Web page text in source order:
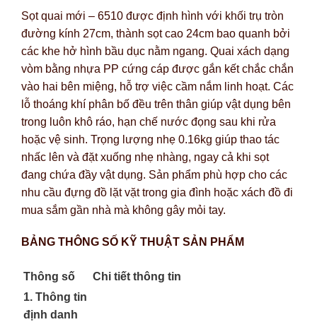
Sọt quai mới – 6510 được định hình với khối trụ tròn
đường kính 27cm, thành sọt cao 24cm bao quanh bởi
các khe hở hình bầu dục nằm ngang. Quai xách dạng
vòm bằng nhựa PP cứng cáp được gắn kết chắc chắn
vào hai bên miệng, hỗ trợ việc cầm nắm linh hoạt. Các
lỗ thoáng khí phân bố đều trên thân giúp vật dụng bên
trong luôn khô ráo, hạn chế nước đọng sau khi rửa
hoặc vệ sinh. Trọng lượng nhẹ 0.16kg giúp thao tác
nhấc lên và đặt xuống nhẹ nhàng, ngay cả khi sọt
đang chứa đầy vật dụng. Sản phẩm phù hợp cho các
nhu cầu đựng đồ lặt vặt trong gia đình hoặc xách đồ đi
mua sắm gần nhà mà không gây mỏi tay.
BẢNG THÔNG SỐ KỸ THUẬT SẢN PHẨM
Thông số
Chi tiết thông tin
1. Thông tin
định danh